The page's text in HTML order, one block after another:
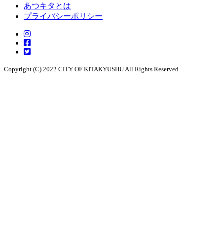
あつキタとは
プライバシーポリシー
Copyright (C) 2022 CITY OF KITAKYUSHU All Rights Reserved.